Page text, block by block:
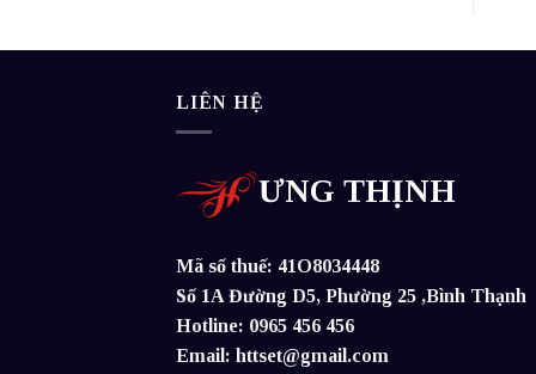
LIÊN HỆ
ƯNG THỊNH
Mã số thuế: 41O8034448
Số 1A Đường D5, Phường 25 ,Bình Thạnh
Hotline: 0965 456 456
Email: httset@gmail.com